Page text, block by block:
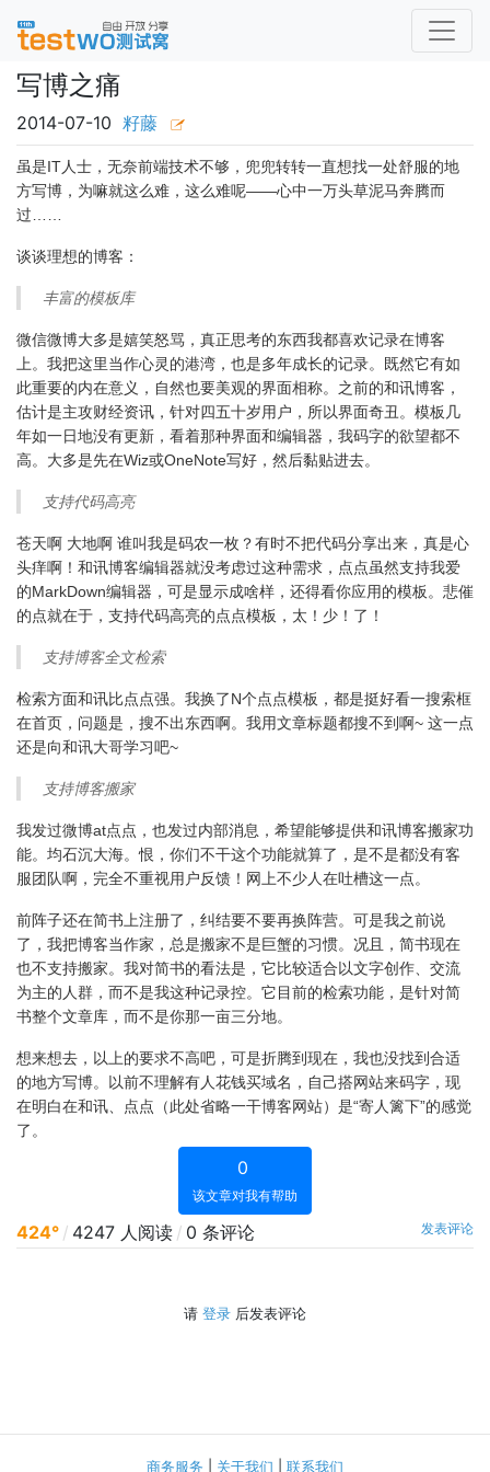
写博之痛
2014-07-10 籽藤
虽是IT人士，无奈前端技术不够，兜兜转转一直想找一处舒服的地
方写博，为嘛就这么难，这么难呢——心中一万头草泥马奔腾而
过……
谈谈理想的博客：
丰富的模板库
微信微博大多是嬉笑怒骂，真正思考的东西我都喜欢记录在博客
上。我把这里当作心灵的港湾，也是多年成长的记录。既然它有如
此重要的内在意义，自然也要美观的界面相称。之前的和讯博客，
估计是主攻财经资讯，针对四五十岁用户，所以界面奇丑。模板几
年如一日地没有更新，看着那种界面和编辑器，我码字的欲望都不
高。大多是先在Wiz或OneNote写好，然后黏贴进去。
支持代码高亮
苍天啊 大地啊 谁叫我是码农一枚？有时不把代码分享出来，真是心
头痒啊！和讯博客编辑器就没考虑过这种需求，点点虽然支持我爱
的MarkDown编辑器，可是显示成啥样，还得看你应用的模板。悲催
的点就在于，支持代码高亮的点点模板，太！少！了！
支持博客全文检索
检索方面和讯比点点强。我换了N个点点模板，都是挺好看一搜索框
在首页，问题是，搜不出东西啊。我用文章标题都搜不到啊~ 这一点
还是向和讯大哥学习吧~
支持博客搬家
我发过微博at点点，也发过内部消息，希望能够提供和讯博客搬家功
能。均石沉大海。恨，你们不干这个功能就算了，是不是都没有客
服团队啊，完全不重视用户反馈！网上不少人在吐槽这一点。
前阵子还在简书上注册了，纠结要不要再换阵营。可是我之前说
了，我把博客当作家，总是搬家不是巨蟹的习惯。况且，简书现在
也不支持搬家。我对简书的看法是，它比较适合以文字创作、交流
为主的人群，而不是我这种记录控。它目前的检索功能，是针对简
书整个文章库，而不是你那一亩三分地。
想来想去，以上的要求不高吧，可是折腾到现在，我也没找到合适
的地方写博。以前不理解有人花钱买域名，自己搭网站来码字，现
在明白在和讯、点点（此处省略一干博客网站）是“寄人篱下”的感觉
了。
0
该文章对我有帮助
424° / 4247 人阅读 / 0 条评论 发表评论
请 登录 后发表评论
商务服务 关于我们 联系我们